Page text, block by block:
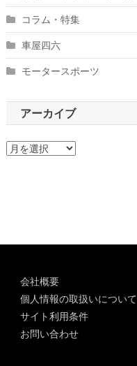
コラム・特集
車屋四六
モータースポーツ
アーカイブ
ア
会社概要
個人情報の取扱いについて
サイト利用条件
お問い合わせ